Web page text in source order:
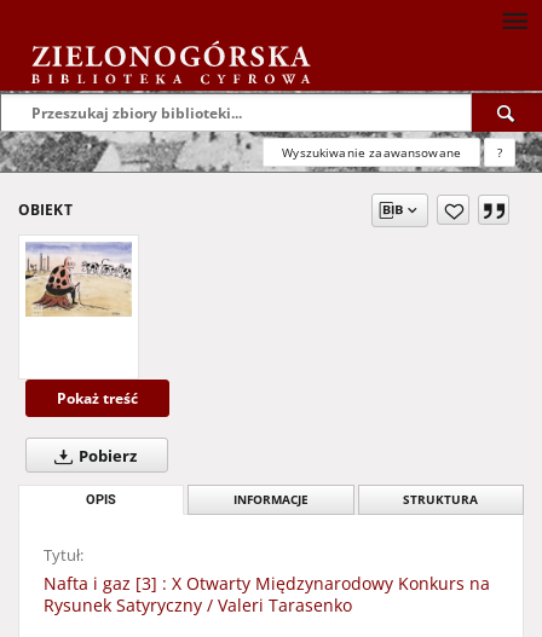
Wyszukiwanie zaawansowane ?
OBIEKT
Pokaż treść
Pobierz
OPIS INFORMACJE STRUKTURA
Tytuł:
Nafta i gaz [3] : X Otwarty Międzynarodowy Konkurs na
Rysunek Satyryczny / Valeri Tarasenko